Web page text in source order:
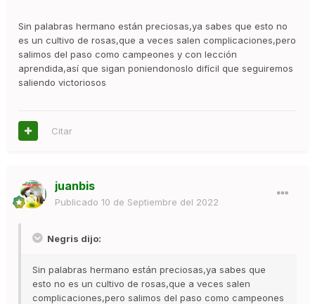
Sin palabras hermano están preciosas,ya sabes que esto no
es un cultivo de rosas,que a veces salen complicaciones,pero
salimos del paso como campeones y con lección
aprendida,así que sigan poniendonoslo difícil que seguiremos
saliendo victoriosos
Citar
juanbis
Publicado 10 de Septiembre del 2022
Negris dijo:
Sin palabras hermano están preciosas,ya sabes que
esto no es un cultivo de rosas,que a veces salen
complicaciones,pero salimos del paso como campeones